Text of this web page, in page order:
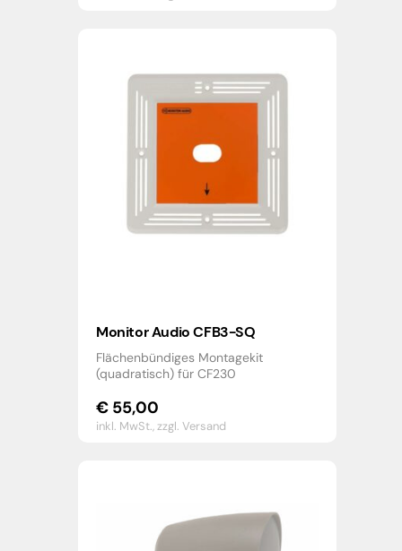
Monitor Audio CFB3-SQ
Flächenbündiges Montagekit
(quadratisch) für CF230
€ 55,00
inkl. MwSt.,zzgl. Versand